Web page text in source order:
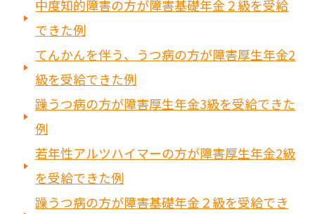
中度知的障害の方が障害基礎年金２級を受給
できた例
てんかんを伴う、うつ病の方が障害厚生年金2
級を受給できた例
躁うつ病の方が障害厚生年金3級を受給できた
例
若年性アルツハイマーの方が障害厚生年金2級
を受給できた例
躁うつ病の方が障害基礎年金２級を受給でき